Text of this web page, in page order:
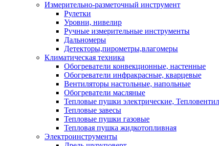
Измерительно-разметочный инструмент
Рулетки
Уровни, нивелир
Ручные измерительные инструменты
Дальномеры
Детекторы,пирометры,влагомеры
Климатическая техника
Обогреватели конвекционные, настенные
Обогреватели инфракрасные, кварцевые
Вентиляторы настольные, напольные
Обогреватели масляные
Тепловые пушки электрические,
Тепловые завесы
Тепловые пушки газовые
Тепловая пушка жидкотопливная
Электроинструменты